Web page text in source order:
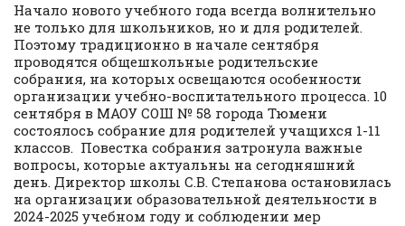
Начало нового учебного года всегда волнительно
не только для школьников, но и для родителей.
Поэтому традиционно в начале сентября
проводятся общешкольные родительские
собрания, на которых освещаются особенности
организации учебно-воспитательного процесса. 10
сентября в МАОУ СОШ № 58 города Тюмени
состоялось собрание для родителей учащихся 1-11
классов. Повестка собрания затронула важные
вопросы, которые актуальны на сегодняшний
день. Директор школы С.В. Степанова остановилась
на организации образовательной деятельности в
2024-2025 учебном году и соблюдении мер